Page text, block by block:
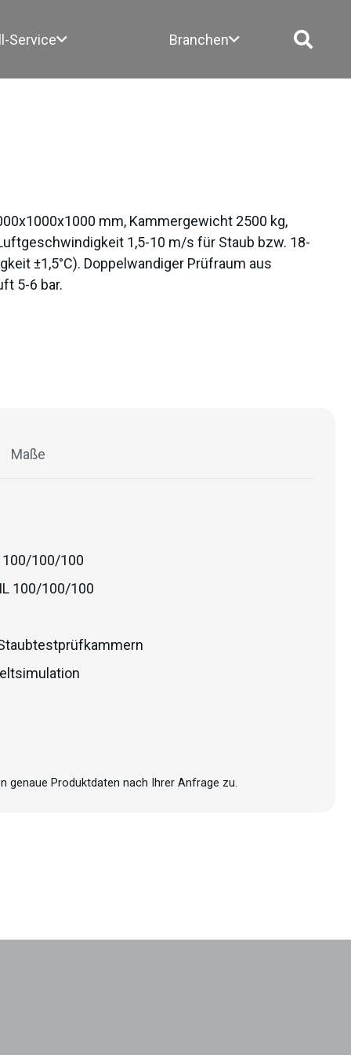
Service Branchen
mm, Kammergewicht 2500 kg,
1,5-10 m/s für Staub bzw. 18-
±1,5°C). Doppelwandiger Prüfraum aus
5-6 bar.
Maße
100/100/100
100/100/100
genaue Produktdaten nach Ihrer Anfrage zu.